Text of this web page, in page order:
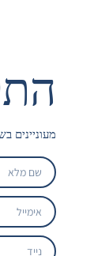
מעוניינים